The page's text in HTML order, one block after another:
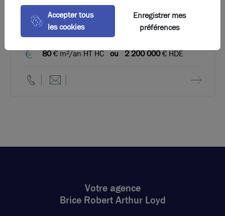
A vendre ou à louer - Bâtiment d'activité ou de
stockage équipé de nombreux quais sur le sud-ouest
de Lyon
2 000 m²non divisibles
80€ m²/an HT HC ou 2 200 000€ HDE
Votre agence
Brice Robert Arthur Loyd
Accepter tous
les cookies
Enregistrer mes
préférences